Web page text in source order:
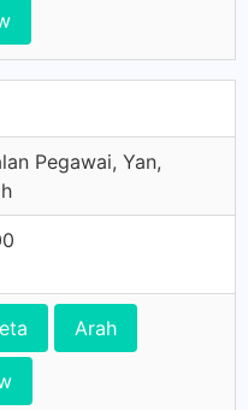
Pegawai, Yan,
Arah